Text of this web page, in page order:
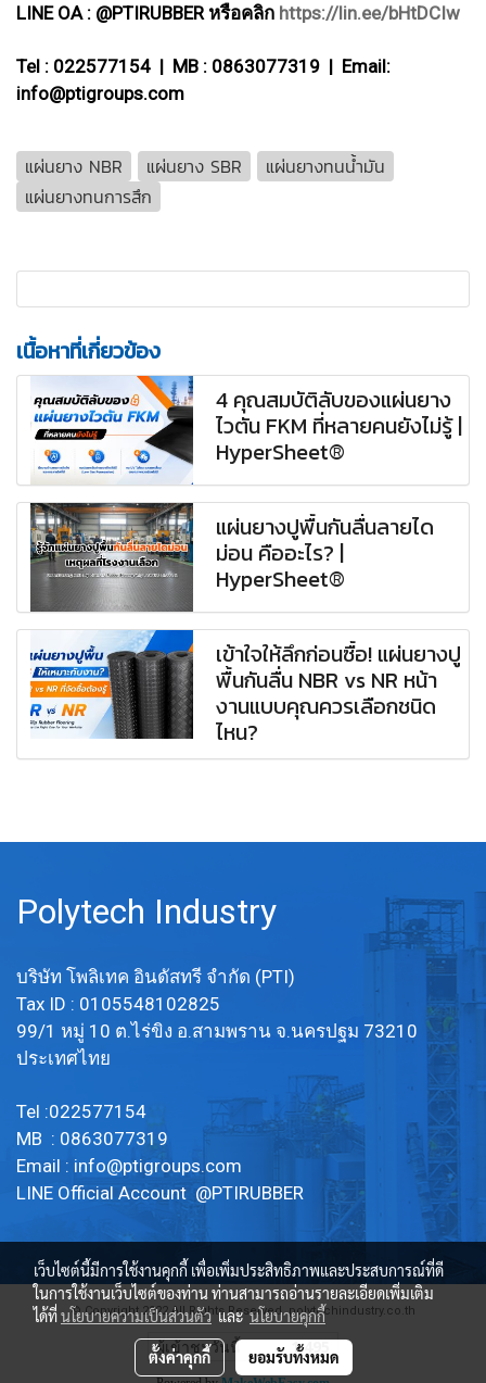
LINE OA : @PTIRUBBER หรือคลิก https://lin.ee/bHtDCIw
Tel : 022577154 | MB : 0863077319 | Email:
info@ptigroups.com
แผ่นยาง NBR แผ่นยาง SBR
แผ่นยางทนน้ำมัน
แผ่นยางทนการสึก
เนื้อหาที่เกี่ยวข้อง
4 คุณสมบัติลับของแผ่นยาง
ไวตัน FKM ที่หลายคนยังไม่รู้ |
HyperSheet®
แผ่นยางปูพื้นกันลื่นลายได
ม่อน คืออะไร? |
HyperSheet®
เข้าใจให้ลึกก่อนซื้อ! แผ่นยางปู
พื้นกันลื่น NBR vs NR หน้า
งานแบบคุณควรเลือกชนิด
ไหน?
Polytech Industry
บริษัท โพลิเทค อินดัสทรี จำกัด (PTI)
Tax ID : 0105548102825
99/1 หมู่ 10 ต.ไร่ขิง อ.สามพราน จ.นครปฐม 73210
ประเทศไทย
Tel :022577154
MB : 0863077319
Email : info@ptigroups.com
LINE Official Account @PTIRUBBER
© Copyright 2022 All Rights Reserved. polytechindustry.co.th
ผู้เข้าชมวันนี้ 1,495
เว็บไซต์นี้มีการใช้งานคุกกี้ เพื่อเพิ่มประสิทธิภาพและประสบการณ์ที่ดี
ในการใช้งานเว็บไซต์ของท่าน ท่านสามารถอ่านรายละเอียดเพิ่มเติม
ได้ที่นโยบายความเป็นส่วนตัวและนโยบายคุกกี้
ตั้งค่าคุกกี้ ยอมรับทั้งหมด